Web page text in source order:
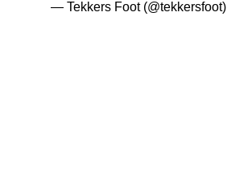
— Tekkers Foot (@tekkersfoot)